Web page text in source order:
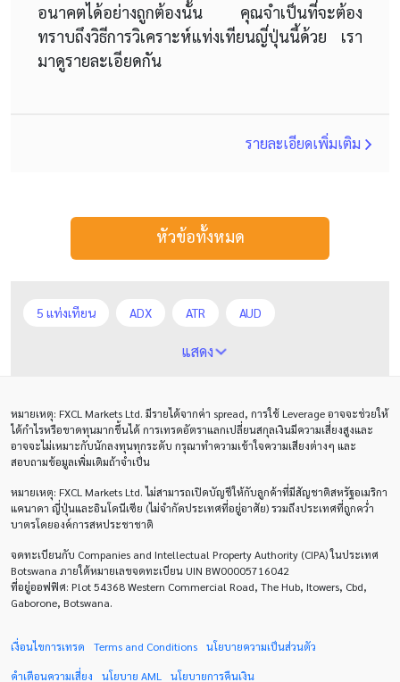
อนาคตได้อย่างถูกต้องนั้น คุณจำเป็นที่จะต้อง
ทราบถึงวิธีการวิเคราะห์แท่งเทียนญี่ปุ่นนี้ด้วย เรา
มาดูรายละเอียดกัน
รายละเอียดเพิ่มเติม
หัวข้อทั้งหมด
5 แท่งเทียน ADX ATR AUD
Average True Range
CAD CHF COVID-19 CPI Charles Dow
Cherry Blossom Chinese Yuan
Correlation Matrix D1 DXY DailyFX
Default mode network
ECB ECN EMA EUR EUR/AUD
EUR/USD
EURUSD Expert Advisor Expert Advisors
FOMC FXCL FXStreet Fed
แสดง
หมายเหตุ: FXCL Markets Ltd. มีรายได้จากค่า spread, การใช้ Leverageอาจจะช่วยให้
ได้กำไรหรือขาดทุนมากขึ้นได้ การเทรดอัตราแลกเปลี่ยนสกุลเงินมีความเสี่ยงสูงและ
อาจจะไม่เหมาะกับนักลงทุนทุกระดับ กรุณาทำความเข้าใจความเสียงต่างๆ และ
สอบถามข้อมูลเพิ่มเติมถ้าจำเป็น
หมายเหตุ: FXCL Markets Ltd.ไม่สามารถเปิดบัญชีให้กับลูกค้าที่มีสัญชาติสหรัฐอเมริกา
แคนาดา ญี่ปุ่นและอินโดนีเซีย (ไม่จำกัดประเทศที่อยู่อาศัย) รวมถึงประเทศที่ถูกคว่ำ
บาตรโดยองค์การสหประชาชาติ
จดทะเบียนกับ Companies and Intellectual Property Authority (CIPA) ในประเทศ
Botswana ภายใต้หมายเลขจดทะเบียน UIN BW00005716042
ที่อยู่ออฟฟิศ: Plot 54368 Western Commercial Road, The Hub, Itowers, Cbd,
Gaborone, Botswana.
เงื่อนไขการเทรด Terms and Conditions นโยบายความเป็นส่วนตัว
คำเตือนความเสี่ยง นโยบาย AML นโยบายการคืนเงิน